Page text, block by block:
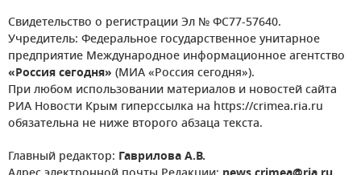
Свидетельство о регистрации Эл № ФС77-57640.
Учредитель: Федеральное государственное унитарное
предприятие Международное информационное агентство
«Россия сегодня» (МИА «Россия сегодня»).
При любом использовании материалов и новостей сайта
РИА Новости Крым гиперссылка на https://crimea.ria.ru
обязательна не ниже второго абзаца текста.
Главный редактор: Гаврилова А.В.